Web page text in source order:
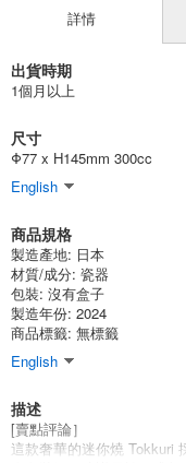
詳情
出貨時期
1個月以上
尺寸
Φ77 x H145mm 300cc
English
商品規格
製造產地: 日本
材質/成分: 瓷器
包裝: 沒有盒子
製造年份: 2024
商品標籤: 無標籤
English
描述
[賣點評論］
這款奢華的迷你燒 Tokkuri